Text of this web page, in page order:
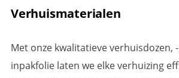
Verhuismaterialen
Met onze kwalitatieve verhuisdozen,
inpakfolie laten we elke verhuizing